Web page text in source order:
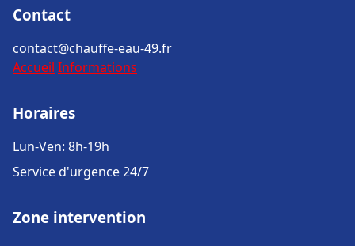
Contact
contact@chauffe-eau-49.fr
Accueil Informations
Horaires
Lun-Ven: 8h-19h
Service d'urgence 24/7
Zone intervention